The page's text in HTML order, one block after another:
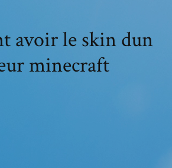
avoir le skin dun
minecraft